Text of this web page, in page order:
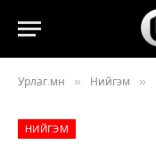
Урлаг.мн » Нийгэм »
НИЙГЭМ